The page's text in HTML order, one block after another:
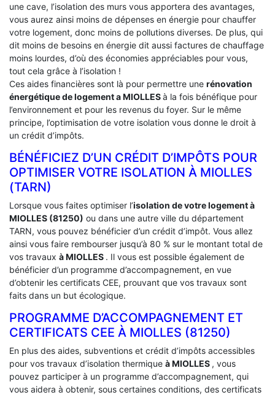
une cave, l’isolation des murs vous apportera des avantages,
vous aurez ainsi moins de dépenses en énergie pour chauffer
votre logement, donc moins de pollutions diverses. De plus, qui
dit moins de besoins en énergie dit aussi factures de chauffage
moins lourdes, d’où des économies appréciables pour vous,
tout cela grâce à l’isolation !
Ces aides financières sont là pour permettre une rénovation
énergétique de logement aMIOLLESà la fois bénéfique pour
l’environnement et pour les revenus du foyer. Sur le même
principe, l’optimisation de votre isolation vous donne le droit à
un crédit d’impôts.
BÉNÉFICIEZ D’UN CRÉDIT D’IMPÔTS POUR
OPTIMISER VOTRE ISOLATION À ‎MIOLLES
(TARN)
Lorsque vous faites optimiser l’isolation de votre logement à
MIOLLES (81250) ou dans une autre ville du département
TARN, vous pouvez bénéficier d’un crédit d’impôt. Vous allez
ainsi vous faire rembourser jusqu’à 80 % sur le montant total de
vos travaux à MIOLLES . Il vous est possible également de
bénéficier d’un programme d’accompagnement, en vue
d’obtenir les certificats CEE, prouvant que vos travaux sont
faits dans un but écologique.
PROGRAMME D’ACCOMPAGNEMENT ET
CERTIFICATS CEE À ‎MIOLLES (81250)
En plus des aides, subventions et crédit d’impôts accessibles
pour vos travaux d’isolation thermique à MIOLLES , vous
pouvez participer à un programme d’accompagnement, qui
vous aidera à obtenir, sous certaines conditions, des certificats